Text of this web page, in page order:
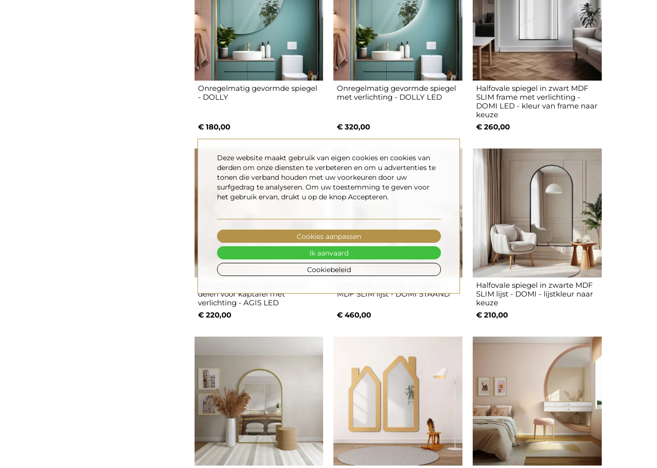
Onregelmatig gevormde spiegel
- DOLLY
€ 180,00
Onregelmatig gevormde spiegel
met verlichting - DOLLY LED
€ 320,00
Halfovale spiegel in zwart MDF
SLIM frame met verlichting -
DOMI LED - kleur van frame naar
keuze
€ 260,00
delen voor kaptafel met
verlichting - AGIS LED
€ 220,00
MDF SLIM lijst - DOMI STAAND
€ 460,00
Halfovale spiegel in zwarte MDF
SLIM lijst - DOMI - lijstkleur naar
keuze
€ 210,00
Deze website maakt gebruik van eigen cookies en cookies van
derden om onze diensten te verbeteren en om u advertenties te
tonen die verband houden met uw voorkeuren door uw
surfgedrag te analyseren. Om uw toestemming te geven voor
het gebruik ervan, drukt u op de knop Accepteren.
Cookiebeleid
Cookies aanpassen
Ik aanvaard